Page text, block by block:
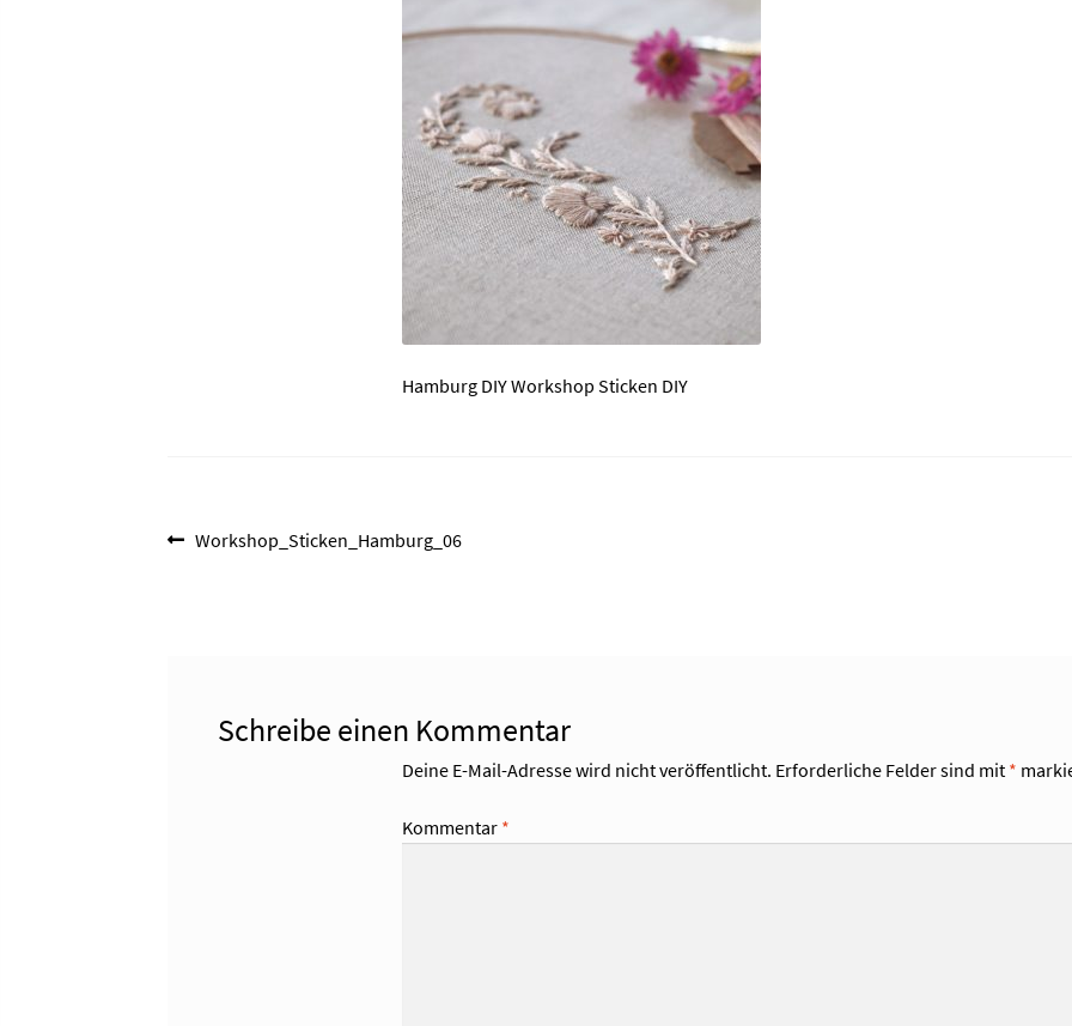
Hamburg DIY Workshop Sticken DIY
Beitragsnavigation
Vorheriger
Workshop_Sticken_Hamburg_06
Schreibe einen Kommentar
Deine E-Mail-Adresse wird nicht veröffentlicht. Erforderliche Felder sind mit *
Kommentar *